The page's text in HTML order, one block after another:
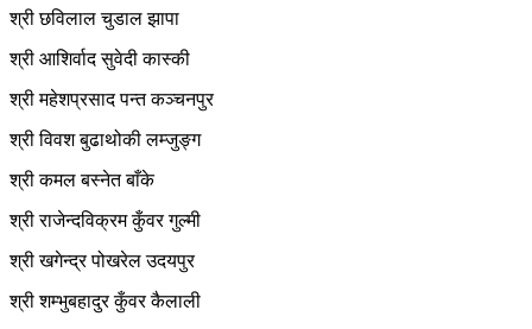
श्री छविलाल चुडाल झापा
श्री आशिर्वाद सुवेदी कास्की
श्री महेशप्रसाद पन्त कञ्चनपुर
श्री विवश बुढाथोकी लम्जुङ्ग
श्री कमल बस्नेत बाँके
श्री राजेन्दविक्रम कुँवर गुल्मी
श्री खगेन्द्र पोखरेल उदयपुर
श्री शम्भुबहादुर कुँवर कैलाली